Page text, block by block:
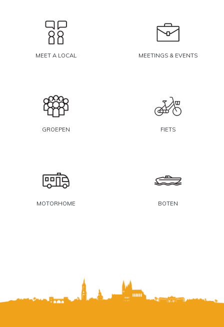
MEET A LOCAL MEETINGS & EVENTS
GROEPEN FIETS
MOTORHOME BOTEN